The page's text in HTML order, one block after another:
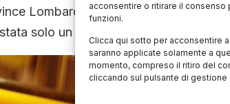
acconsentire o ritirare il
funzioni.
Clicca qui sotto per acconsentire
saranno applicate solamente a
momento, compreso il ritiro del
cliccando sul pulsante di
Lombarde e dell’Istituto Tecnico
solo un paio di anni dopo, nel 1990.